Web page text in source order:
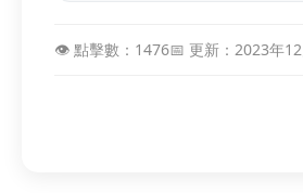
👁️ 點擊數：1476📅 更新：2023年